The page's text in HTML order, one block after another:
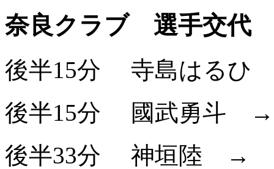
奈良クラブ 選手交代
後半15分 寺島はるひ
後半15分
國武勇斗
後半33分
神垣陸